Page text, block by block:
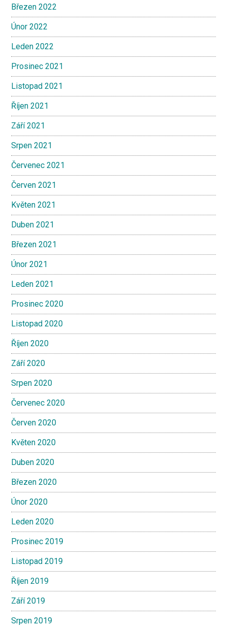
Březen 2022
Únor 2022
Leden 2022
Prosinec 2021
Listopad 2021
Říjen 2021
Září 2021
Srpen 2021
Červenec 2021
Červen 2021
Květen 2021
Duben 2021
Březen 2021
Únor 2021
Leden 2021
Prosinec 2020
Listopad 2020
Říjen 2020
Září 2020
Srpen 2020
Červenec 2020
Červen 2020
Květen 2020
Duben 2020
Březen 2020
Únor 2020
Leden 2020
Prosinec 2019
Listopad 2019
Říjen 2019
Září 2019
Srpen 2019